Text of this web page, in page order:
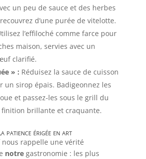
un peu de sauce et des herbes
d’une purée de vitelotte.
l’effiloché comme farce pour
maison, servies avec un
clarifié.
» : Réduisez la sauce de cuisson
un sirop épais. Badigeonnez les
et passez-les sous le grill du
brillante et craquante.
patience érigée en art
rappelle une vérité
notregastronomie : les plus